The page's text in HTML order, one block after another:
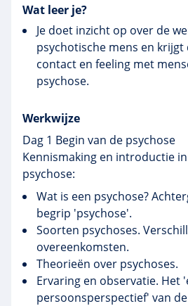
Wat leer je?
Je doet inzicht op over de
psychotische mens en
contact en feeling met
psychose.
Werkwijze
Dag 1 Begin van de psychose
Kennismaking en introductie
psychose:
Wat is een psychose?
begrip 'psychose'.
Soorten psychoses.
overeenkomsten.
Theorieën over psychoses.
Ervaring en observatie. Het
persoonsperspectief' van